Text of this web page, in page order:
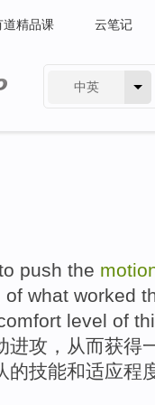
道精品课 云笔记
中英
push the
of what worked
level of
进攻 ， 从而获得
的技能和适应程